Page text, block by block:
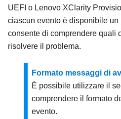
UEFI o Lenovo XClarity
ciascun evento è disponibile
consente di comprendere quali
risolvere il problema.
Formato messaggi di
È possibile utilizzare il
comprendere il formato
evento.